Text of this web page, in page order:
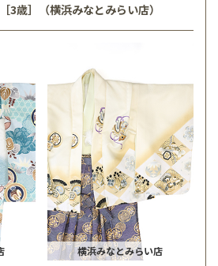
3歳］（横浜みなとみらい店）
横浜みなとみらい店